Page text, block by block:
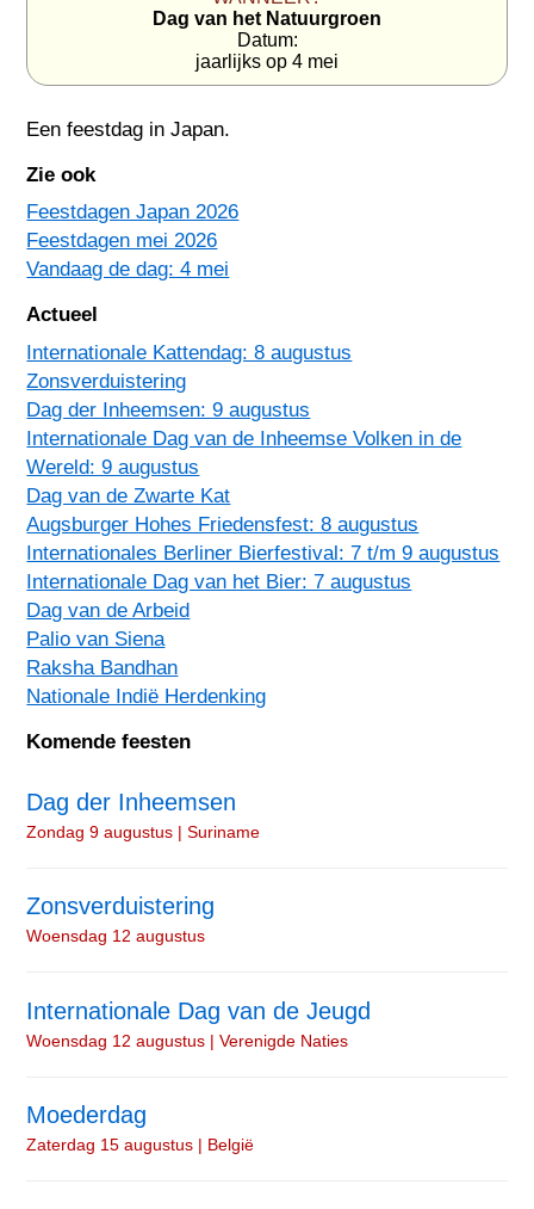
Dag van het Natuurgroen
Datum:
jaarlijks op 4 mei
Een feestdag inJapan.
Zie ook
Feestdagen Japan 2026
Feestdagen mei 2026
Vandaag de dag: 4 mei
Actueel
Internationale Kattendag: 8 augustus
Zonsverduistering
Dag der Inheemsen: 9 augustus
Internationale Dag van de Inheemse Volken in de
Wereld: 9 augustus
Dag van de Zwarte Kat
Augsburger Hohes Friedensfest: 8 augustus
Internationales Berliner Bierfestival: 7 t/m 9 augustus
Internationale Dag van het Bier: 7 augustus
Dag van de Arbeid
Palio van Siena
Raksha Bandhan
Nationale Indië Herdenking
Komende feesten
Dag der Inheemsen
Zondag 9 augustus | Suriname
Zonsverduistering
Woensdag 12 augustus
Internationale Dag van de Jeugd
Woensdag 12 augustus | Verenigde Naties
Moederdag
Zaterdag 15 augustus | België